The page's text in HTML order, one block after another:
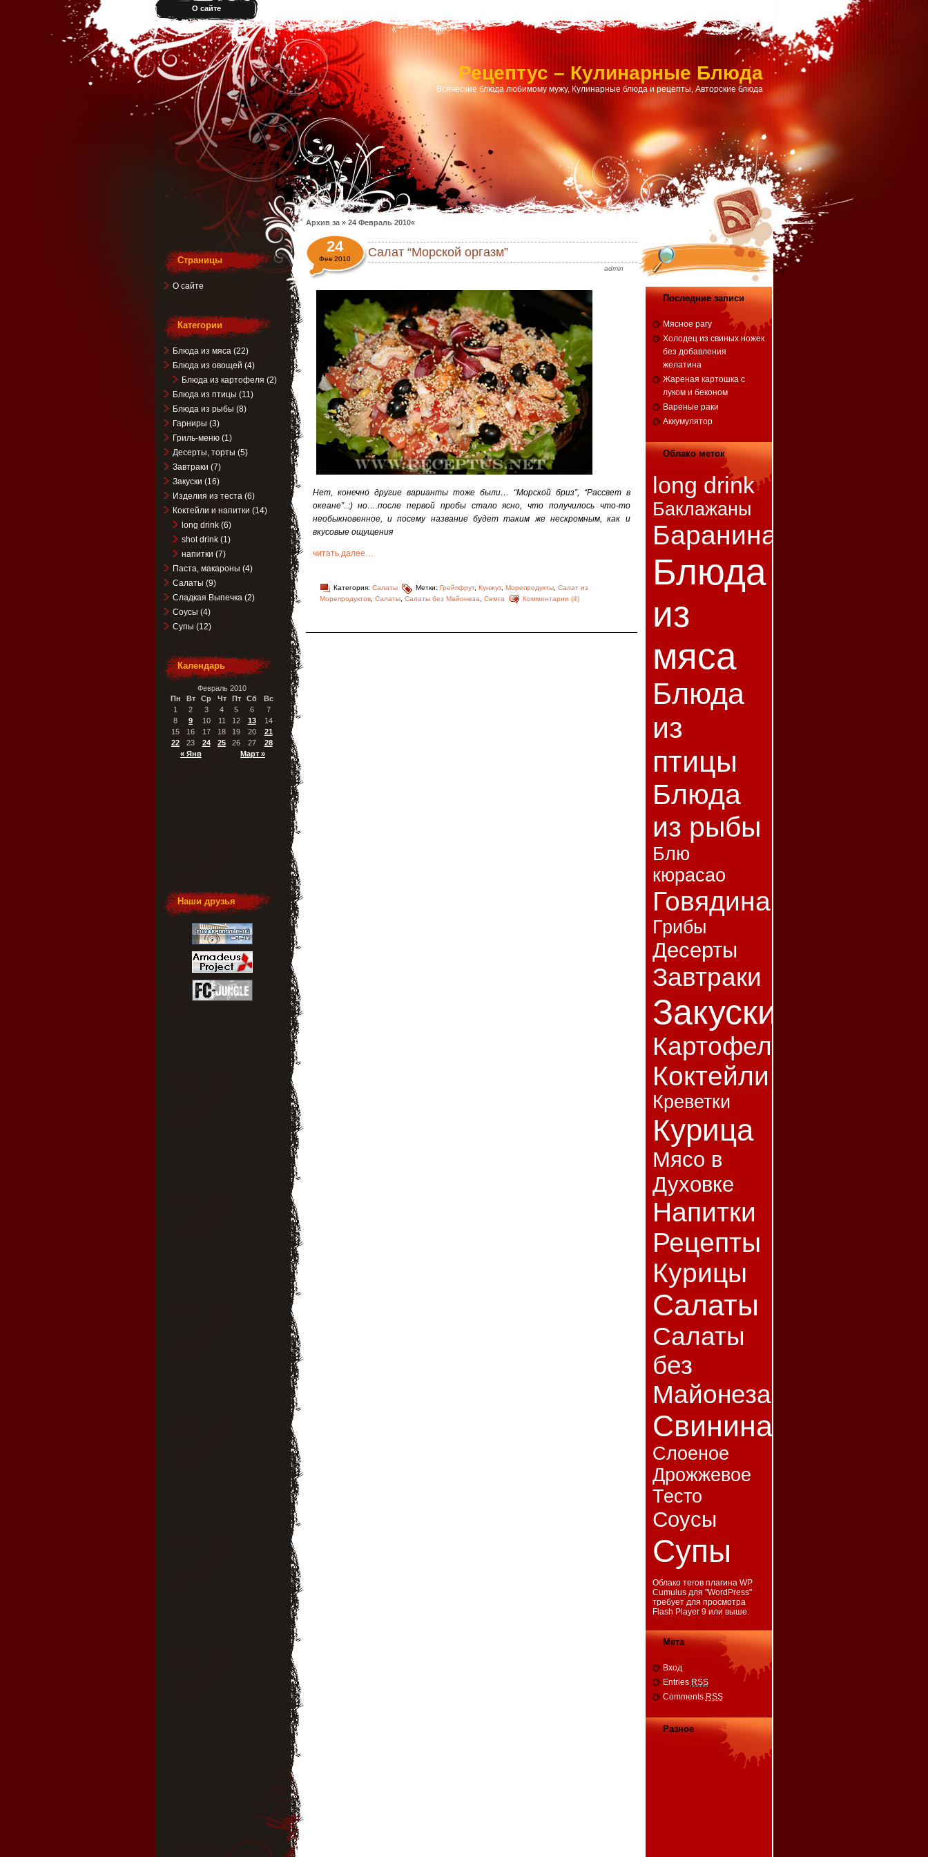
О сайте
Рецептус – Кулинарные Блюда
Всяческие блюда любимому мужу, Кулинарные блюда и рецепты, Авторские блюда
Архив за » 24 Февраль 2010«
Салат “Морской оргазм”
admin
24
Фев 2010
Нет, конечно другие варианты тоже были… “Морской бриз”, “Рассвет в
океане”..:) но….после первой пробы стало ясно, что получилось что-то
необыкновенное, и посему название будет таким же нескромным, как и
вкусовые ощущения
читать далее…
Категория: Салаты Метки: Грейпфрут, Кунжут, Морепродукты, Салат из
Морепродуктов, Салаты, Салаты без Майонеза Семга Комментарии (4)
Страницы
О сайте
Категории
Блюда из мяса(22)
Блюда из овощей (4)
Блюда из картофеля (2)
Блюда из птицы (11)
Блюда из рыбы (8)
Гарниры (3)
Гриль-меню(1)
Десерты, торты (5)
Завтраки (7)
Закуски (16)
Изделия из теста(6)
Коктейли и напитки (14)
long drink(6)
shot drink(1)
напитки (7)
Паста, макароны (4)
Салаты (9)
Сладкая Выпечка(2)
Соусы (4)
Супы (12)
Календарь
Февраль 2010
Пн
Вт Ср Чт Пт Сб Вс
« Янв Март »
1 2 3 4 5 6
7
8
9 10 11 12 13
14
15
16 17 18 19 20
21
22
23 24 25 26 27 28
Наши друзья
Последние записи
Мясное рагу
Холодец из свиных ножек
без добавления
желатина
Жареная картошка с
луком и беконом
Вареные раки
Аккумулятор
Облако меток
long drink
Баклажаны
Баранина
Блюда
из
мяса
Блюда
из
птицы
Блюда
из рыбы
Блю
кюрасао
Говядина
Грибы
Десерты
Завтраки
Закуски
Картофель
Коктейли
Креветки
Курица
Мясо в
Духовке
Напитки
Рецепты
Курицы
Салаты
Салаты
без
Майонеза
Свинина
Слоеное
Дрожжевое
Тесто
Соусы
Супы
Облако тегов плагина WP
Cumulus для "WordPress"
требует для просмотра
Flash Player 9 или выше.
Мета
Вход
Entries RSS
Comments RSS
Разное